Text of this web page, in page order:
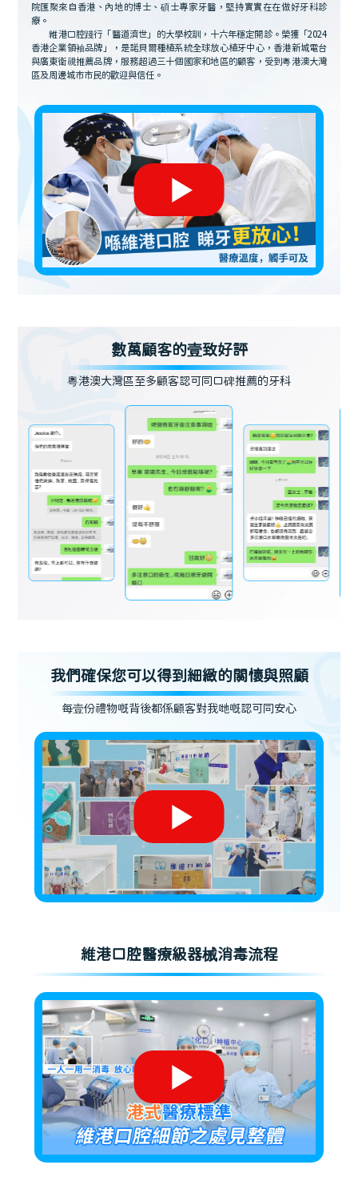
院匯聚來自香港、內地的博士、碩士專家牙醫，堅持實實在在做好牙科診
療。
維港口腔踐行「醫道濟世」的大學校訓，十六年穩定開診。榮獲「2024
香港企業領袖品牌」，是諾貝爾種植系統全球放心植牙中心，香港新城電台
與廣東衛視推薦品牌，服務超過三十個國家和地區的顧客，受到粵港澳大灣
區及周邊城市市民的歡迎與信任。
數萬顧客的壹致好評
粵港澳大灣區至多顧客認可同口碑推薦的牙科
我們確保您可以得到細緻的關懷與照顧
每壹份禮物嘅背後都係顧客對我哋嘅認可同安心
維港口腔醫療級器械消毒流程